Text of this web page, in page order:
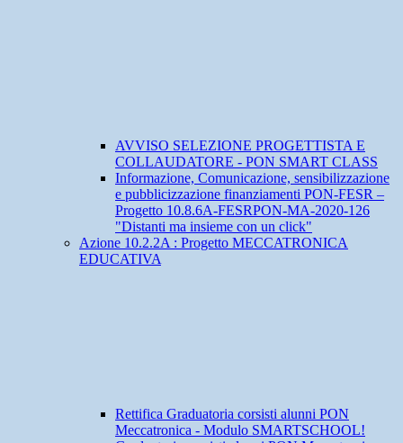
AVVISO SELEZIONE PROGETTISTA E
COLLAUDATORE - PON SMART CLASS
Informazione, Comunicazione, sensibilizzazione
e pubblicizzazione finanziamenti PON-FESR –
Progetto 10.8.6A-FESRPON-MA-2020-126
"Distanti ma insieme con un click"
Azione 10.2.2A : Progetto MECCATRONICA
EDUCATIVA
Rettifica Graduatoria corsisti alunni PON
Meccatronica - Modulo SMARTSCHOOL!